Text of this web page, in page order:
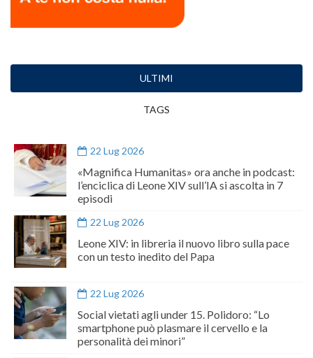
ULTIMI
TAGS
22 Lug 2026
«Magnifica Humanitas» ora anche in podcast:
l’enciclica di Leone XIV sull’IA si ascolta in 7
episodi
22 Lug 2026
Leone XIV: in libreria il nuovo libro sulla pace
con un testo inedito del Papa
22 Lug 2026
Social vietati agli under 15. Polidoro: “Lo
smartphone può plasmare il cervello e la
personalità dei minori”